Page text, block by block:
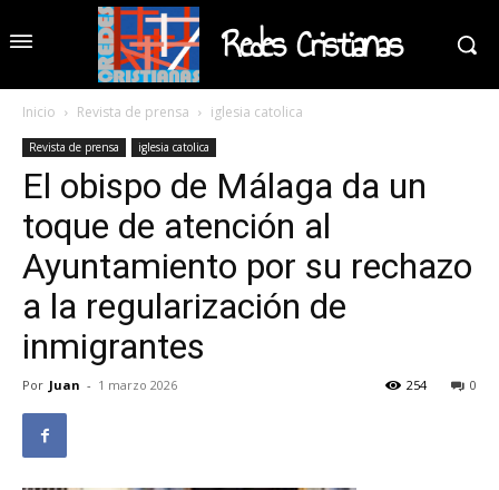
Redes Cristianas
Inicio Revista de prensa iglesia catolica
Revista de prensa iglesia catolica
El obispo de Málaga da un
toque de atención al
Ayuntamiento por su rechazo
a la regularización de
inmigrantes
Por Juan - 1 marzo 2026 0
254